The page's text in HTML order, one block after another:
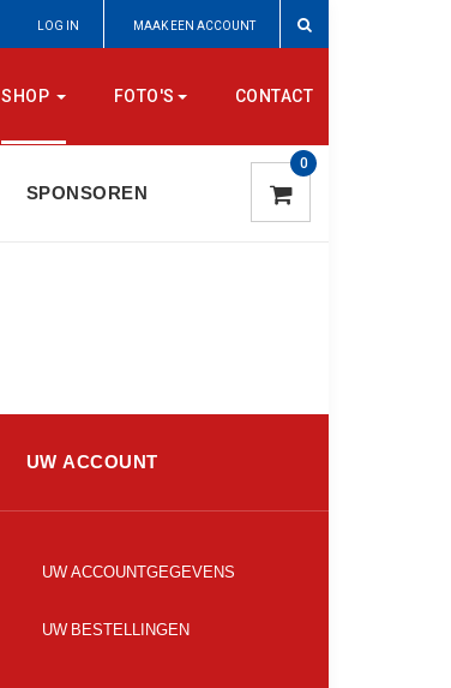
LOG IN MAAK EEN ACCOUNT
SHOP FOTO'S CONTACT
0
SPONSOREN
UW ACCOUNT
UW ACCOUNTGEGEVENS
UW BESTELLINGEN